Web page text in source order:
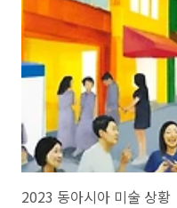
선보였다. 작가가 표현한 대로 이
파장을 만들어나가는 것처럼 보
2023 동아시아 미술 상황